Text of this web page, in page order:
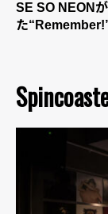
SE SO NEON
た